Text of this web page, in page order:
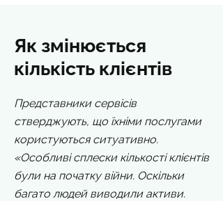
Як змінюється
кількість клієнтів
Представники сервісів
стверджують, що їхніми послугами
користуються ситуативно.
«Особливі сплески кількості клієнтів
були на початку війни. Оскільки
багато людей виводили активи.